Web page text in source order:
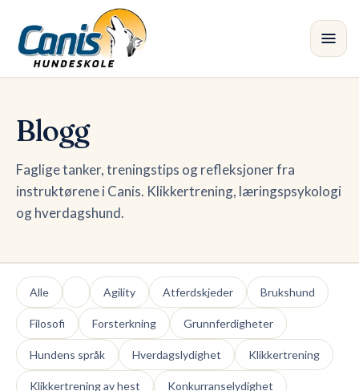
Skip to main content
Kurs
Instruktører
Blogg
Blogg
Faglige tanker, treningstips og refleksjoner fra
instruktørene i Canis. Klikkertrening, læringspsykologi
og hverdagshund.
Alle Agility Atferdskjeder Brukshund
Filosofi Forsterkning Grunnferdigheter
Hundens språk Hverdagslydighet Klikkertrening
Klikkertrening av hest Konkurranselydighet